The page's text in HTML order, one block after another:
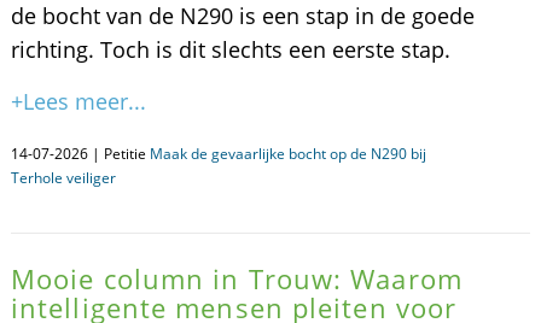
de bocht van de N290 is een stap in de goede
richting. Toch is dit slechts een eerste stap.
+Lees meer...
14-07-2026 | Petitie Maak de gevaarlijke bocht op de N290 bij
Terhole veiliger
Mooie column in Trouw: Waarom
intelligente mensen pleiten voor